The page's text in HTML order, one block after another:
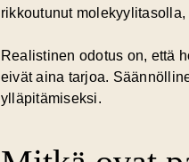
rikkoutunut
Realistinen odotus on, että
eivät aina tarjoa.
ylläpitämiseksi.